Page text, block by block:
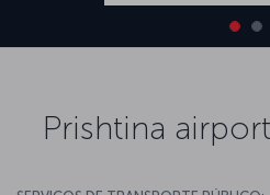
Prishtina